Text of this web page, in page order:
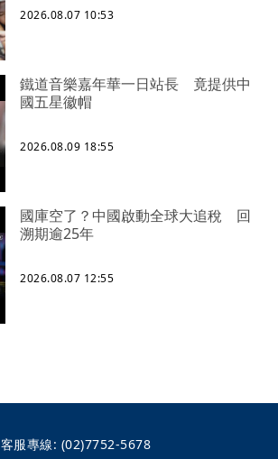
2026.08.07 10:53
鐵道音樂嘉年華一日站長 竟提供中
國五星徽帽
2026.08.09 18:55
國庫空了？中國啟動全球大追稅 回
溯期逾25年
2026.08.07 12:55
客服專線: (02)7752-5678